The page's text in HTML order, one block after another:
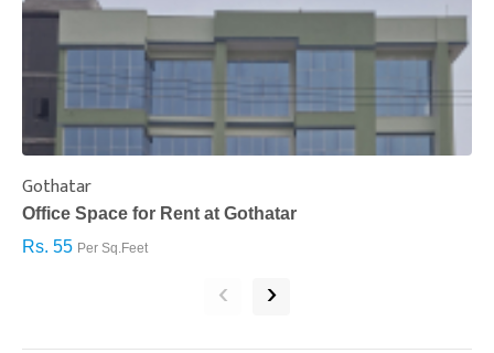
Gothatar
Office Space for Rent at Gothatar
Rs. 55 Per Sq.Feet
‹ ›